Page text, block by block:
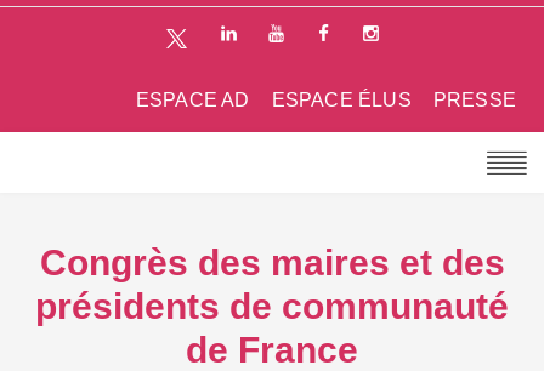
PRESSE
ESPACE ÉLUS
ESPACE AD
Congrès des maires et des
présidents de communauté
de France